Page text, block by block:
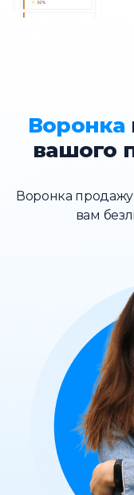
Воронка
вашого
Воронка
вам